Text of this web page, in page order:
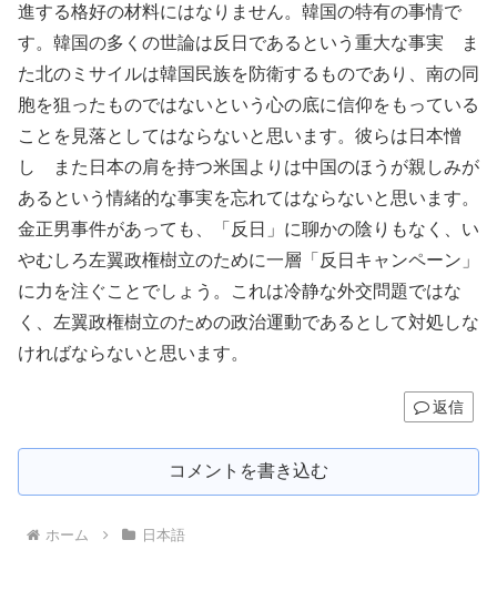
進する格好の材料にはなりません。韓国の特有の事情で
す。韓国の多くの世論は反日であるという重大な事実 ま
た北のミサイルは韓国民族を防衛するものであり、南の同
胞を狙ったものではないという心の底に信仰をもっている
ことを見落としてはならないと思います。彼らは日本憎
し また日本の肩を持つ米国よりは中国のほうが親しみが
あるという情緒的な事実を忘れてはならないと思います。
金正男事件があっても、「反日」に聊かの陰りもなく、い
やむしろ左翼政権樹立のために一層「反日キャンペーン」
に力を注ぐことでしょう。これは冷静な外交問題ではな
く、左翼政権樹立のための政治運動であるとして対処しな
ければならないと思います。
返信
コメントを書き込む
ホーム 日本語